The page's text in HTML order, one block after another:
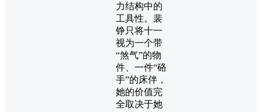
力结构中的
工具性。裴
铮只将十一
视为一个带
“煞气”的物
件、一件“硌
手”的床伴，
她的价值完
全取决于她